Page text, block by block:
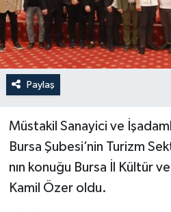
Paylaş
Müstakil Sanayici ve
Bursa Şube­si’nin Turizm
nın konuğu Bursa İl Kültür
Kamil Özer oldu.